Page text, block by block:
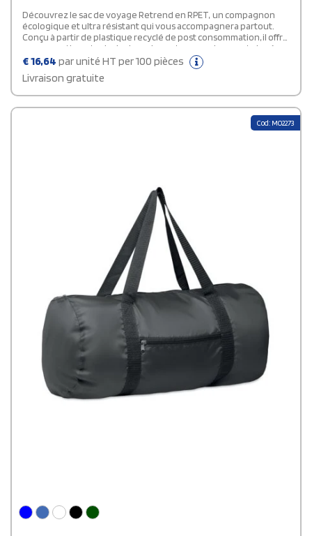
Découvrez le sac de voyage Retrend en RPET, un compagnon
écologique et ultra résistant qui vous accompagnera partout.
Conçu à partir de plastique recyclé de post consommation, il offre
un compartiment principal spacieux et une poche avant zippée
pour une organisation pratique, ainsi que des poignées
matelassées et une bandoulière pour un transport confortable.
Environ 27 bouteilles ont été utilisées dans la fabrication de ce
sac, démontrant ainsi son engagement envers la durabilité
€16,64 par unité HT per 100 pièces
Livraison gratuite
Cod: MO2273